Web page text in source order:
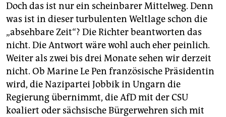
Doch das ist nur ein scheinbarer Mittelweg. Denn
was ist in dieser turbulenten Weltlage schon die
„absehbare Zeit“? Die Richter beantworten das
nicht. Die Antwort wäre wohl auch eher peinlich.
Weiter als zwei bis drei Monate sehen wir derzeit
nicht. Ob Marine Le Pen französische Präsidentin
wird, die Nazipartei Jobbik in Ungarn die
Regierung übernimmt, die AfD mit der CSU
koaliert oder sächsische Bürgerwehren sich mit